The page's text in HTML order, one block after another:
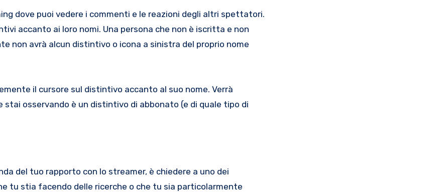
dove puoi vedere i commenti e le reazioni degli altri spettatori.
accanto ai loro nomi. Una persona che non è iscritta e non
non avrà alcun distintivo o icona a sinistra del proprio nome
il cursore sul distintivo accanto al suo nome. Verrà
osservando è un distintivo di abbonato (e di quale tipo di
del tuo rapporto con lo streamer, è chiedere a uno dei
tu stia facendo delle ricerche o che tu sia particolarmente